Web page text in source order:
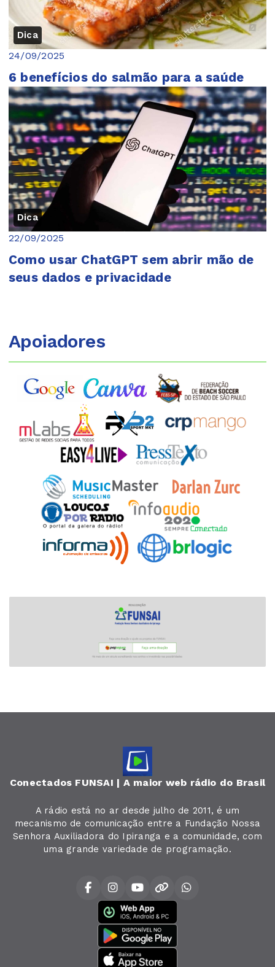
Dica
24/09/2025
6 benefícios do salmão para a saúde
Dica
22/09/2025
Como usar ChatGPT sem abrir mão de
seus dados e privacidade
Apoiadores
Conectados FUNSAI | A maior web rádio do Brasil
A rádio está no ar desde julho de 2011, é um
mecanismo de comunicação entre a Fundação Nossa
Senhora Auxiliadora do Ipiranga e a comunidade, com
uma grande variedade de programação.